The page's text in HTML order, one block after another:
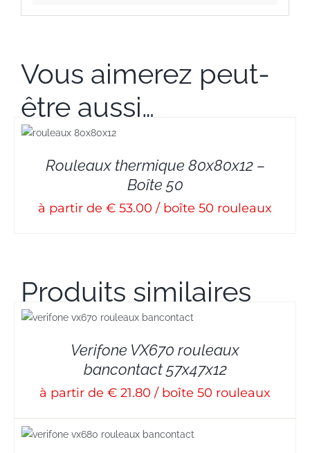
Vous aimerez peut-
être aussi…
Rouleaux thermique 80x80x12 –
Boîte 50
à partir de € 53.00 / boîte 50 rouleaux
Produits similaires
Verifone VX670 rouleaux
bancontact 57x47x12
à partir de € 21.80 / boîte 50 rouleaux